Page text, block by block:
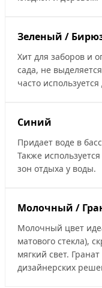
Зеленый /
Хит для заборов и
сада, не
часто
Синий
Придает воде в
Также
зон отдыха у воды.
Молочный /
Молочный цвет
матового стекла),
мягкий свет.
дизайнерских